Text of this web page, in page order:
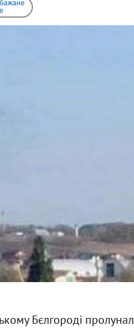
Бєлгороді